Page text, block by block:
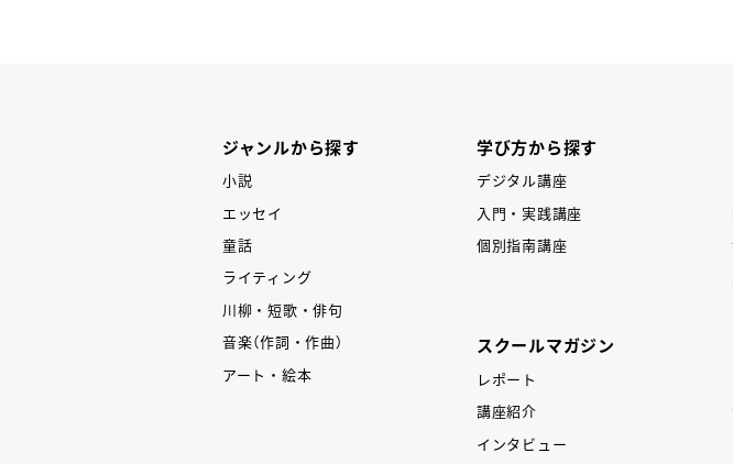
ジャンルから探す
小説
エッセイ
童話
ライティング
川柳・短歌・俳句
音楽（作詞・作曲）
アート・絵本
学び方から探す
デジタル講座
入門・実践講座
個別指南講座
スクールマガジン
レポート
講座紹介
インタビュー